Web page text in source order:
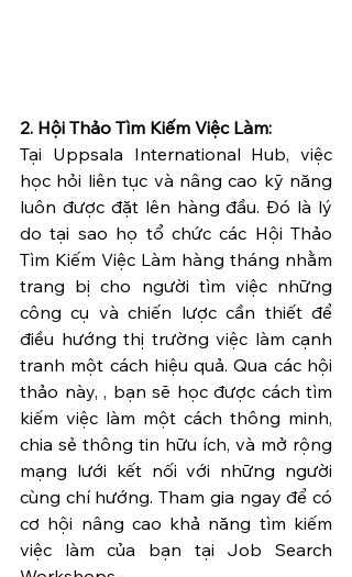
2. Hội Thảo Tìm Kiếm Việc Làm:
Tại Uppsala International Hub, việc
học hỏi liên tục và nâng cao kỹ năng
luôn được đặt lên hàng đầu. Đó là lý
do tại sao họ tổ chức các Hội Thảo
Tìm Kiếm Việc Làm hàng tháng nhằm
trang bị cho người tìm việc những
công cụ và chiến lược cần thiết để
điều hướng thị trường việc làm cạnh
tranh một cách hiệu quả. Qua các hội
thảo này, , bạn sẽ học được cách tìm
kiếm việc làm một cách thông minh,
chia sẻ thông tin hữu ích, và mở rộng
mạng lưới kết nối với những người
cùng chí hướng. Tham gia ngay để có
cơ hội nâng cao khả năng tìm kiếm
việc làm của bạn tại Job Search